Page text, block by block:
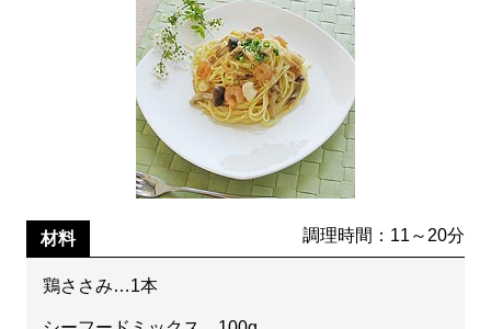
材料 調理時間：11～20分
鶏ささみ…1本